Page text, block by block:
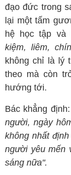
đạo đức trong
lại một tấm
hệ học tập và
kiệm, liêm,
không chỉ là lý
theo mà còn
hướng tới.
Bác khẳng định:
người, ngày
không nhất
người yêu mến
sáng nữa".